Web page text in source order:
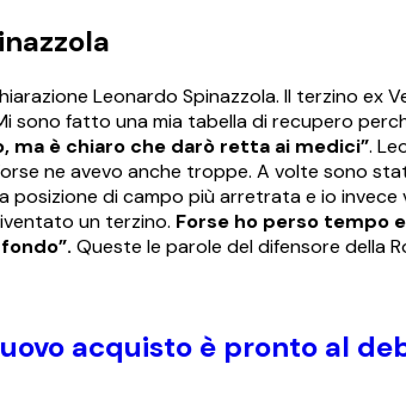
Leonardo Spinazzola. Il terzino ex
sono fatto una mia tabella di recupero
ma è chiaro che darò retta ai medici”.
ne avevo anche troppe. A volte sono
posizione di campo più arretrata e io
un terzino. Forse ho perso tempo
Queste le parole del difensore della
acquisto è pronto al